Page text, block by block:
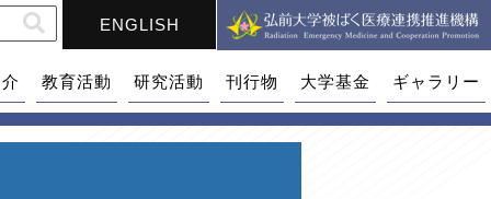
ENGLISH
教育活動 研究活動 刊行物 大学基金 ギャラリー